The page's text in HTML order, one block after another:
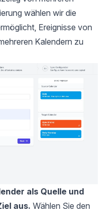
wählen wir die
Ereignisse von
Kalendern zu
als Quelle und
aus. Wählen Sie den